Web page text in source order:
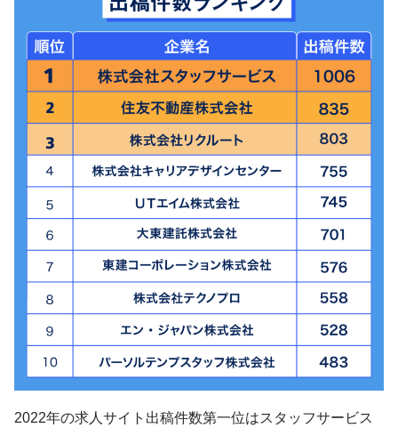
2022年の求人サイト出稿件数第一位はスタッフサービス